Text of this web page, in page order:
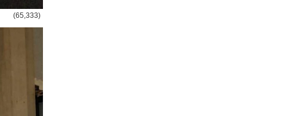
(65,333)